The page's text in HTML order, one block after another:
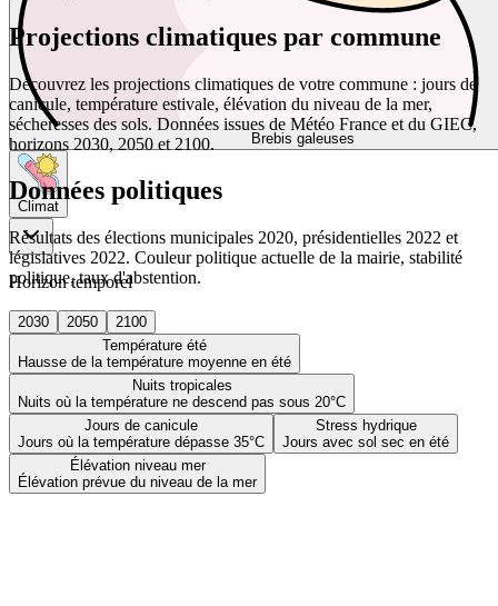
Brebis galeuses
Climat
Horizon temporel
2030 2050
2100
Température été
Hausse de la température moyenne en été
Nuits tropicales
Nuits où la température ne descend pas sous 20°C
Jours de canicule
Jours où la température dépasse 35°C
Stress hydrique
Jours avec sol sec en été
Élévation niveau mer
Élévation prévue du niveau de la mer
Projections climatiques par commune
Découvrez les projections climatiques de votre commune : jours de
canicule, température estivale, élévation du niveau de la mer,
sécheresses des sols. Données issues de Météo France et du GIEC,
horizons 2030, 2050 et 2100.
Données politiques
Résultats des élections municipales 2020, présidentielles 2022 et
législatives 2022. Couleur politique actuelle de la mairie, stabilité
politique, taux d'abstention.